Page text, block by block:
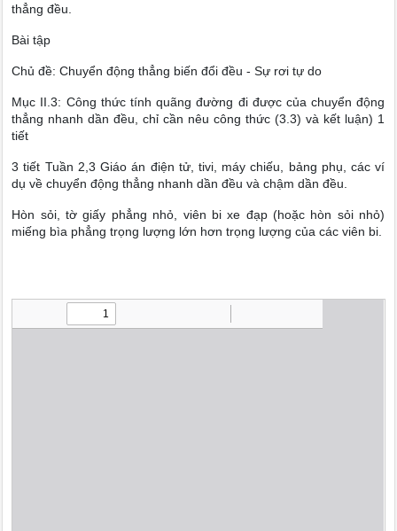
thẳng đều.
Bài tập
Chủ đề: Chuyển động thẳng biến đổi đều - Sự rơi tự do
Mục II.3: Công thức tính quãng đường đi được của chuyển động
thẳng nhanh dần đều, chỉ cần nêu công thức (3.3) và kết luận) 1
tiết
3 tiết Tuần 2,3 Giáo án điện tử, tivi, máy chiếu, bảng phụ, các ví
dụ về chuyển động thẳng nhanh dần đều và chậm dần đều.
Hòn sỏi, tờ giấy phẳng nhỏ, viên bi xe đạp (hoặc hòn sỏi nhỏ)
miếng bìa phẳng trọng lượng lớn hơn trọng lượng của các viên bi.